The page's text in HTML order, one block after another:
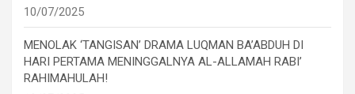
10/07/2025
MENOLAK ‘TANGISAN’ DRAMA LUQMAN BA’ABDUH DI
HARI PERTAMA MENINGGALNYA AL-ALLAMAH RABI’
RAHIMAHULAH!